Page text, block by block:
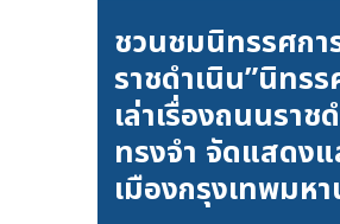
ชวนชมนิทรรศกา
ราชดำเนิน”นิทร
เล่าเรื่องถนนรา
ทรงจำ จัดแสดง
เมืองกรุงเทพมห